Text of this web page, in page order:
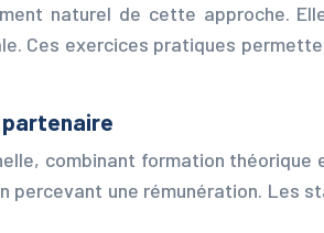
naturel de cette approche.
Ces exercices pratiques
combinant formation
une rémunération. Les